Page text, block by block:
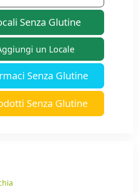
Senza Glutine
un Locale
Senza Glutine
Senza Glutine